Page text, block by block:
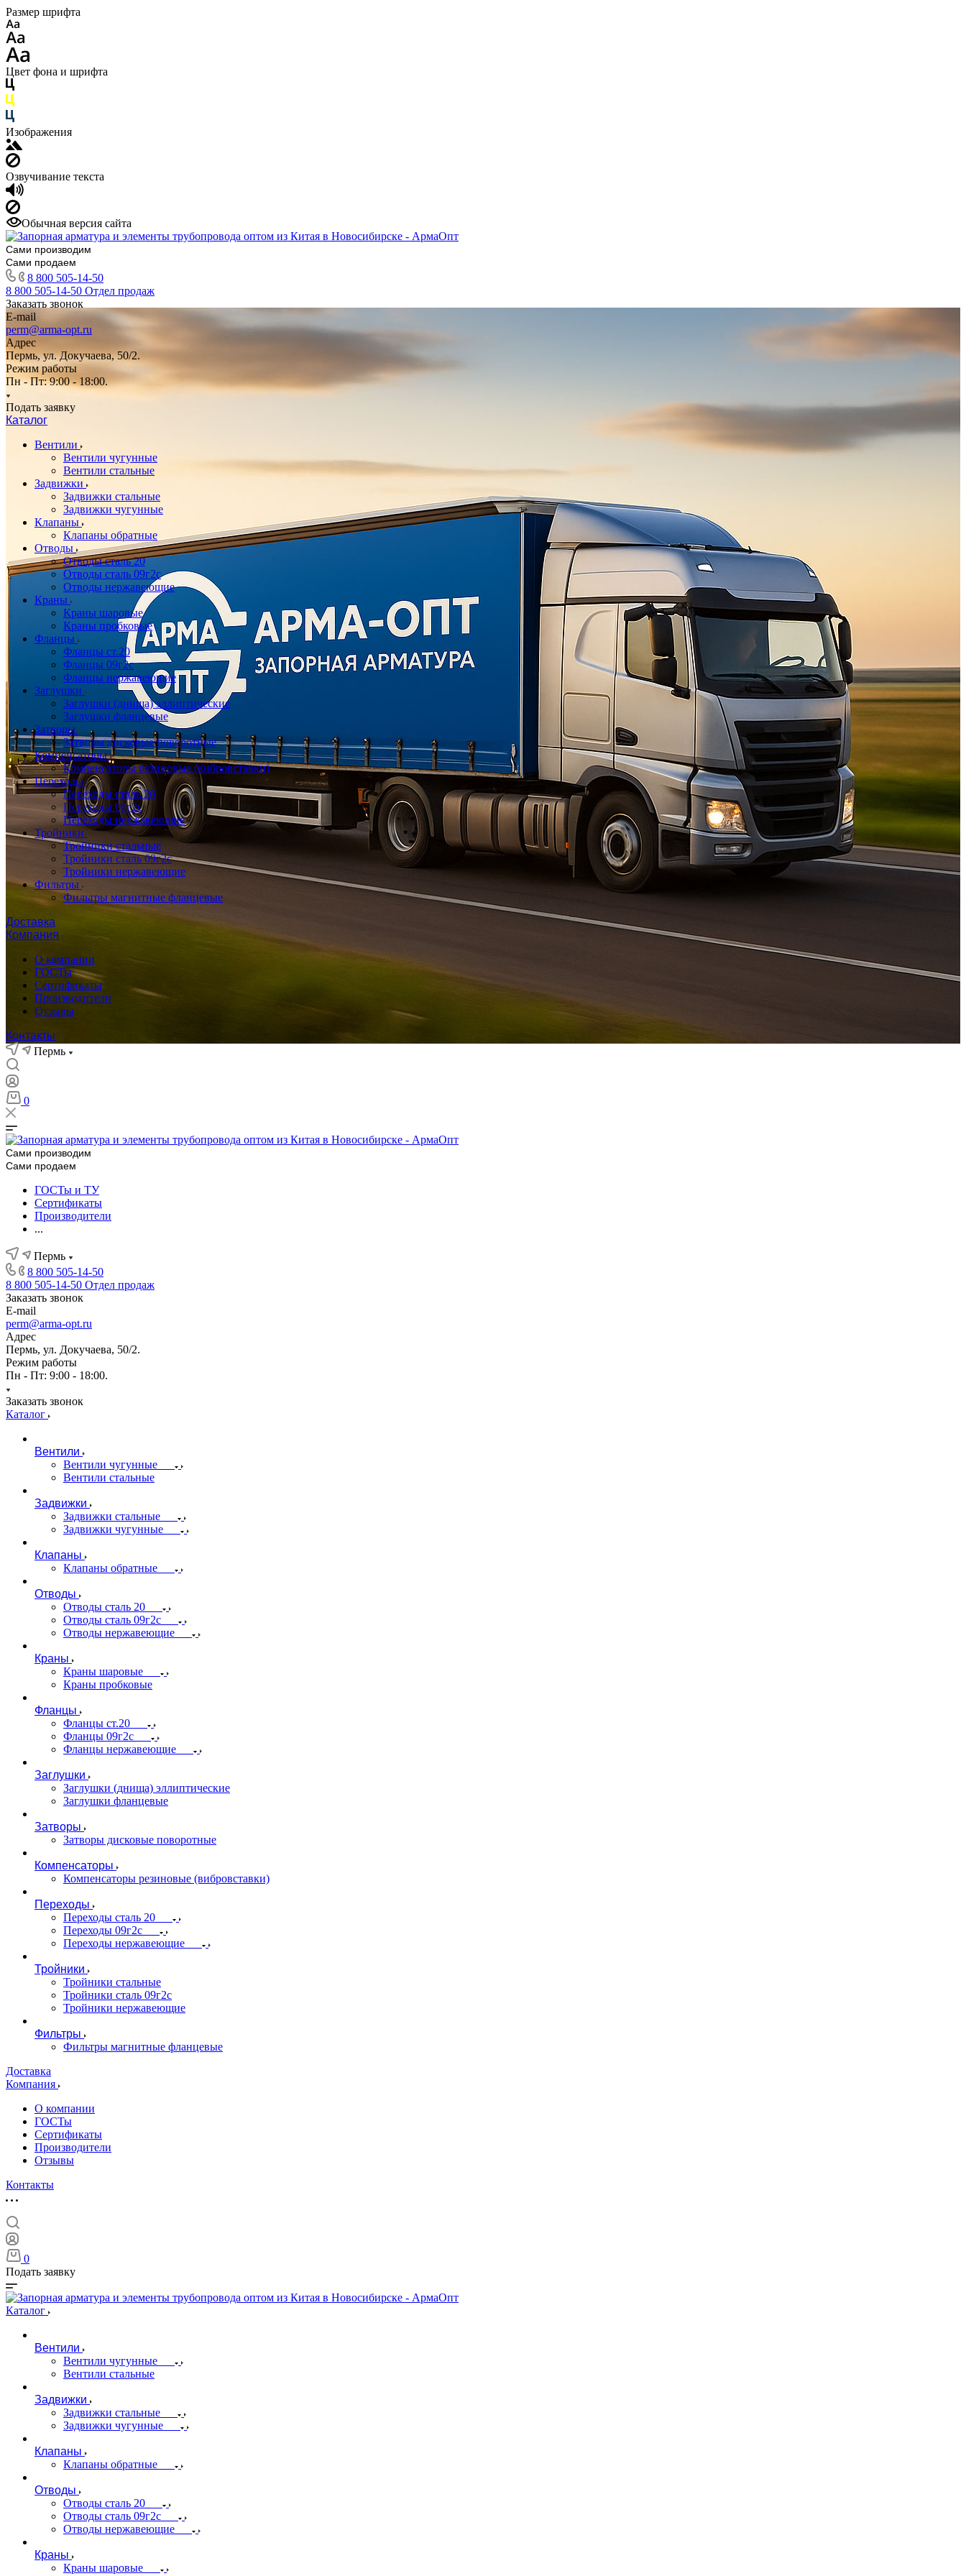
Размер шрифта
Цвет фона и шрифта
Изображения
Озвучивание текста
Обычная версия сайта
Сами производим
Сами продаем
8 800 505-14-50
8 800 505-14-50 Отдел продаж
Заказать звонок
E-mail
perm@arma-opt.ru
Адрес
Пермь, ул. Докучаева, 50/2.
Режим работы
Пн - Пт: 9:00 - 18:00.
Подать заявку
Каталог
Вентили
Вентили чугунные
Вентили стальные
Задвижки
Задвижки стальные
Задвижки чугунные
Клапаны
Клапаны обратные
Отводы
Отводы сталь 20
Отводы сталь 09г2с
Отводы нержавеющие
Краны
Краны шаровые
Краны пробковые
Фланцы
Фланцы ст.20
Фланцы 09г2с
Фланцы нержавеющие
Заглушки
Заглушки (днища) эллиптические
Заглушки фланцевые
Затворы
Затворы дисковые поворотные
Компенсаторы
Компенсаторы резиновые (вибровставки)
Переходы
Переходы сталь 20
Переходы 09г2с
Переходы нержавеющие
Тройники
Тройники стальные
Тройники сталь 09г2с
Тройники нержавеющие
Фильтры
Фильтры магнитные фланцевые
Доставка
Компания
О компании
ГОСТы
Сертификаты
Производители
Отзывы
Контакты
Пермь
0
Сами производим
Сами продаем
ГОСТы и ТУ
Сертификаты
Производители
...
Пермь
8 800 505-14-50
8 800 505-14-50 Отдел продаж
Заказать звонок
E-mail
perm@arma-opt.ru
Адрес
Пермь, ул. Докучаева, 50/2.
Режим работы
Пн - Пт: 9:00 - 18:00.
Заказать звонок
Каталог
Вентили
Вентили чугунные
Вентили стальные
Задвижки
Задвижки стальные
Задвижки чугунные
Клапаны
Клапаны обратные
Отводы
Отводы сталь 20
Отводы сталь 09г2с
Отводы нержавеющие
Краны
Краны шаровые
Краны пробковые
Фланцы
Фланцы ст.20
Фланцы 09г2с
Фланцы нержавеющие
Заглушки
Заглушки (днища) эллиптические
Заглушки фланцевые
Затворы
Затворы дисковые поворотные
Компенсаторы
Компенсаторы резиновые (вибровставки)
Переходы
Переходы сталь 20
Переходы 09г2с
Переходы нержавеющие
Тройники
Тройники стальные
Тройники сталь 09г2с
Тройники нержавеющие
Фильтры
Фильтры магнитные фланцевые
Доставка
Компания
О компании
ГОСТы
Сертификаты
Производители
Отзывы
Контакты
0
Подать заявку
Каталог
Вентили
Вентили чугунные
Вентили стальные
Задвижки
Задвижки стальные
Задвижки чугунные
Клапаны
Клапаны обратные
Отводы
Отводы сталь 20
Отводы сталь 09г2с
Отводы нержавеющие
Краны
Краны шаровые